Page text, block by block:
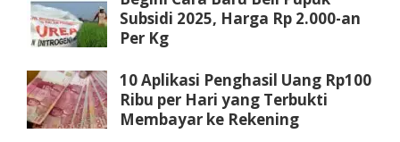
Subsidi 2025, Harga Rp 2.000-an
Per Kg
10 Aplikasi Penghasil Uang Rp100
Ribu per Hari yang Terbukti
Membayar ke Rekening